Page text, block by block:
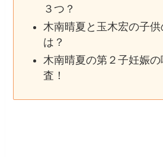
３つ？
木南晴夏と玉木宏の子
は？
木南晴夏の第２子妊娠の
査！